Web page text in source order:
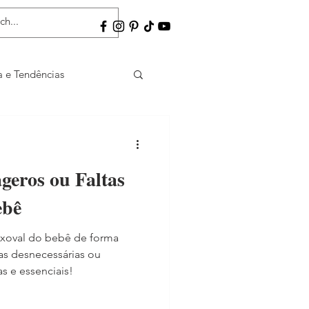
e Tendências
ou Faltas
do bebê de forma
desnecessárias ou
e essenciais!